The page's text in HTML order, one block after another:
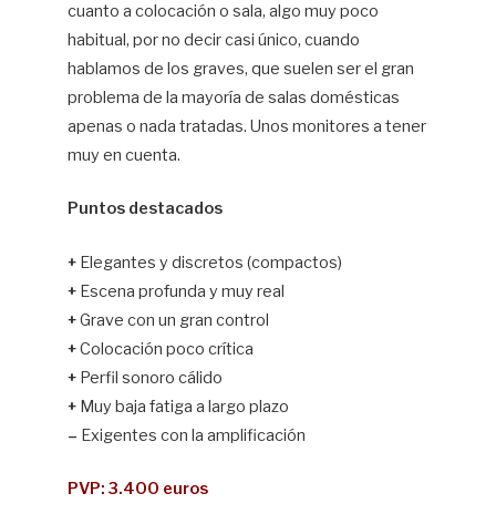
cuanto a colocación o sala, algo muy poco
habitual, por no decir casi único, cuando
hablamos de los graves, que suelen ser el gran
problema de la mayoría de salas domésticas
apenas o nada tratadas. Unos monitores a tener
muy en cuenta.
Puntos destacados
+ Elegantes y discretos (compactos)
+ Escena profunda y muy real
+Grave con un gran control
+Colocación poco crítica
+ Perfil sonoro cálido
+ Muy baja fatiga a largo plazo
– Exigentes con la amplificación
PVP: 3.400 euros